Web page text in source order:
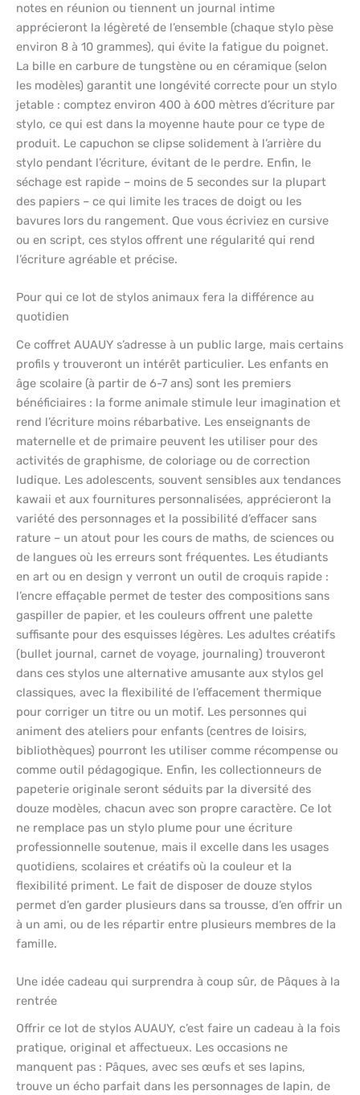
notes en réunion ou tiennent un journal intime
apprécieront la légèreté de l’ensemble (chaque stylo pèse
environ 8 à 10 grammes), qui évite la fatigue du poignet.
La bille en carbure de tungstène ou en céramique (selon
les modèles) garantit une longévité correcte pour un stylo
jetable : comptez environ 400 à 600 mètres d’écriture par
stylo, ce qui est dans la moyenne haute pour ce type de
produit. Le capuchon se clipse solidement à l’arrière du
stylo pendant l’écriture, évitant de le perdre. Enfin, le
séchage est rapide – moins de 5 secondes sur la plupart
des papiers – ce qui limite les traces de doigt ou les
bavures lors du rangement. Que vous écriviez en cursive
ou en script, ces stylos offrent une régularité qui rend
l’écriture agréable et précise.
Pour qui ce lot de stylos animaux fera la différence au
quotidien
Ce coffret AUAUY s’adresse à un public large, mais certains
profils y trouveront un intérêt particulier. Les enfants en
âge scolaire (à partir de 6-7 ans) sont les premiers
bénéficiaires : la forme animale stimule leur imagination et
rend l’écriture moins rébarbative. Les enseignants de
maternelle et de primaire peuvent les utiliser pour des
activités de graphisme, de coloriage ou de correction
ludique. Les adolescents, souvent sensibles aux tendances
kawaii et aux fournitures personnalisées, apprécieront la
variété des personnages et la possibilité d’effacer sans
rature – un atout pour les cours de maths, de sciences ou
de langues où les erreurs sont fréquentes. Les étudiants
en art ou en design y verront un outil de croquis rapide :
l’encre effaçable permet de tester des compositions sans
gaspiller de papier, et les couleurs offrent une palette
suffisante pour des esquisses légères. Les adultes créatifs
(bullet journal, carnet de voyage, journaling) trouveront
dans ces stylos une alternative amusante aux stylos gel
classiques, avec la flexibilité de l’effacement thermique
pour corriger un titre ou un motif. Les personnes qui
animent des ateliers pour enfants (centres de loisirs,
bibliothèques) pourront les utiliser comme récompense ou
comme outil pédagogique. Enfin, les collectionneurs de
papeterie originale seront séduits par la diversité des
douze modèles, chacun avec son propre caractère. Ce lot
ne remplace pas un stylo plume pour une écriture
professionnelle soutenue, mais il excelle dans les usages
quotidiens, scolaires et créatifs où la couleur et la
flexibilité priment. Le fait de disposer de douze stylos
permet d’en garder plusieurs dans sa trousse, d’en offrir un
à un ami, ou de les répartir entre plusieurs membres de la
famille.
Une idée cadeau qui surprendra à coup sûr, de Pâques à la
rentrée
Offrir ce lot de stylos AUAUY, c’est faire un cadeau à la fois
pratique, original et affectueux. Les occasions ne
manquent pas : Pâques, avec ses œufs et ses lapins,
trouve un écho parfait dans les personnages de lapin, de